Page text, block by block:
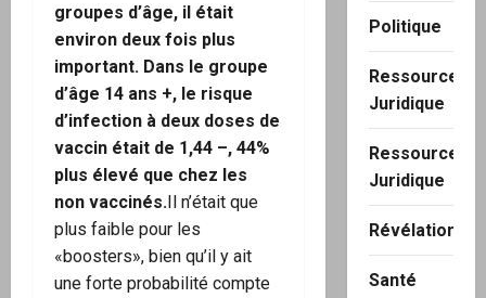
groupes d’âge, il était
environ deux fois plus
important. Dans le groupe
d’âge 14 ans +, le risque
d’infection à deux doses de
vaccin était de 1,44 –, 44%
plus élevé que chez les
non vaccinés.Il n’était que
plus faible pour les
«boosters», bien qu’il y ait
une forte probabilité compte
Politique
Ressource
Juridique
Ressource
Juridique
Révélation
Santé